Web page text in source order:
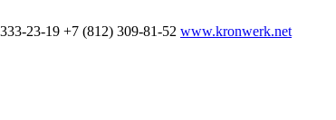
23-19 +7 (812) 309-81-52 www.kronwerk.net